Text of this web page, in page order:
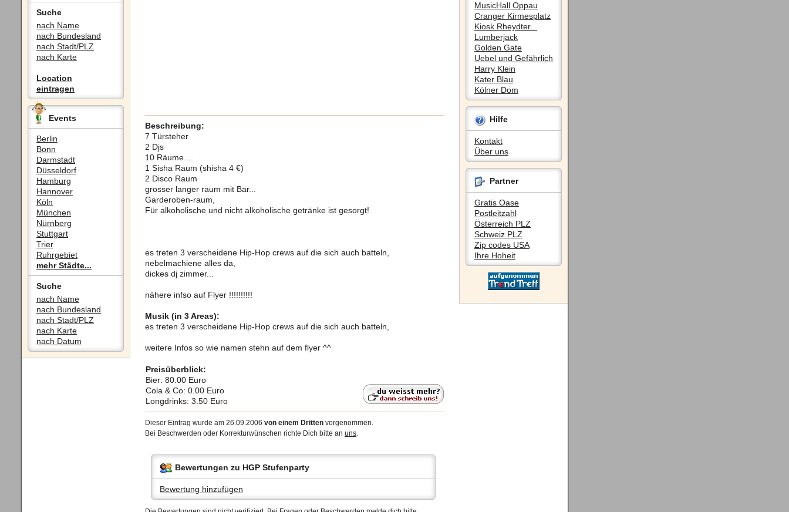
Suche
nach Name
nach Bundesland
nach Stadt/PLZ
nach Karte
Location
eintragen
Events
Berlin
Bonn
Darmstadt
Düsseldorf
Hamburg
Hannover
Köln
München
Nürnberg
Stuttgart
Trier
Ruhrgebiet
mehr Städte...
Suche
nach Name
nach Bundesland
nach Stadt/PLZ
nach Karte
nach Datum
MusicHall Oppau
Cranger Kirmesplatz
Kiosk Rheydter...
Lumberjack
Golden Gate
Uebel und Gefährlich
Harry Klein
Kater Blau
Kölner Dom
Hilfe
Kontakt
Über uns
Partner
Gratis Oase
Postleitzahl
Österreich PLZ
Schweiz PLZ
Zip codes USA
Ihre Hoheit
Beschreibung:
7 Türsteher
2 Djs
10 Räume....
1 Sisha Raum (shisha 4 €)
2 Disco Raum
grosser langer raum mit Bar...
Garderoben-raum,
Für alkoholische und nicht alkoholische getränke ist gesorgt!
es treten 3 verscheidene Hip-Hop crews auf die sich auch batteln,
nebelmachiene alles da,
dickes dj zimmer...
nähere infso auf Flyer !!!!!!!!!!
Musik (in 3 Areas):
es treten 3 verscheidene Hip-Hop crews auf die sich auch batteln,
weitere Infos so wie namen stehn auf dem flyer ^^
Preisüberblick:
Bier: 80.00 Euro
Cola & Co: 0.00 Euro
Longdrinks: 3.50 Euro
Dieser Eintrag wurde am 26.09.2006 von einem Dritten vorgenommen.
Bei Beschwerden oder Korrekturwünschen richte Dich bitte an uns.
Bewertungen zu HGP Stufenparty
Bewertung hinzufügen